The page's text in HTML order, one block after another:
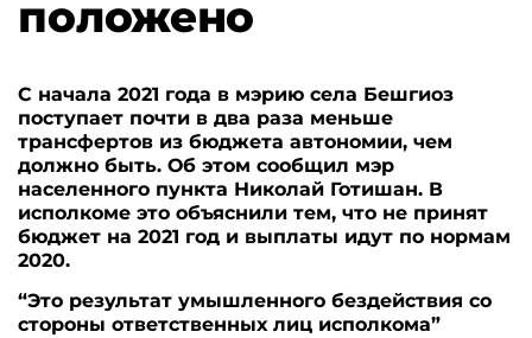
положено
С начала 2021 года в мэрию села Бешгиоз
поступает почти в два раза меньше
трансфертов из бюджета автономии, чем
должно быть. Об этом сообщил мэр
населенного пункта Николай Готишан. В
исполкоме это объяснили тем, что не принят
бюджет на 2021 год и выплаты идут по нормам
2020.
“Это результат умышленного бездействия со
стороны ответственных лиц исполкома”